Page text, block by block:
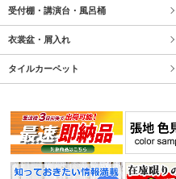
受付棚・講演台・風呂桶
衣裳盆・屑入れ
タイルカーペット